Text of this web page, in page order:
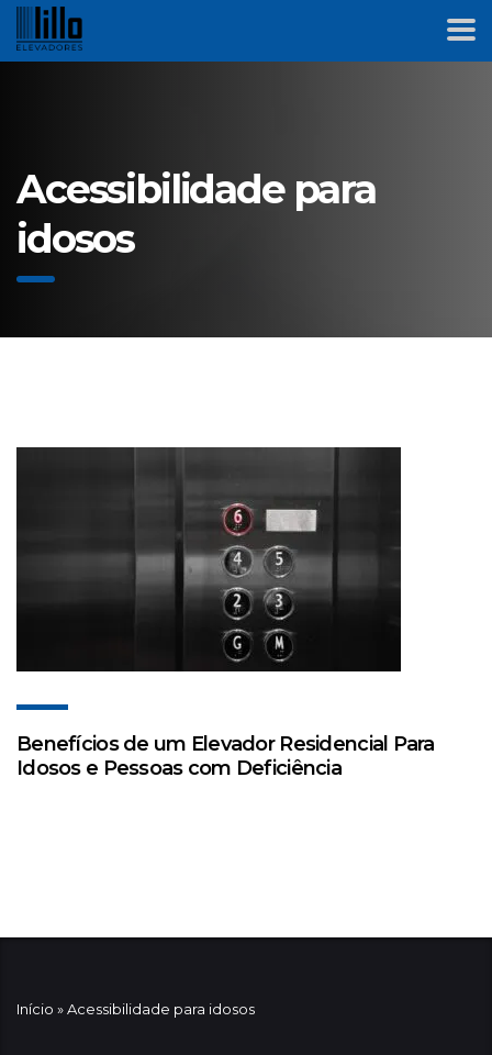
Acessibilidade para
idosos
Benefícios de um Elevador Residencial Para
Idosos e Pessoas com Deficiência
Início »Acessibilidade para idosos